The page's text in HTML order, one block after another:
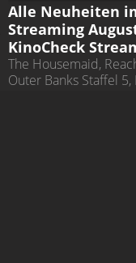
Alle Neuheiten
Streaming
KinoCheck
The Housemaid,
Outer Banks Staffel 5,